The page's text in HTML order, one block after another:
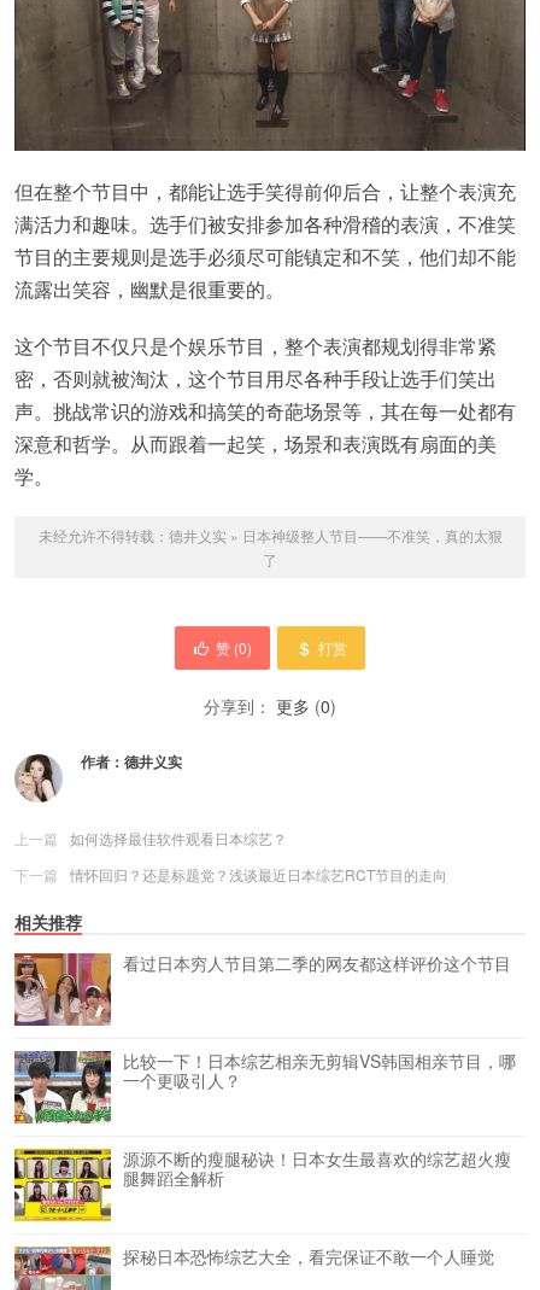
但在整个节目中，都能让选手笑得前仰后合，让整个表演充
满活力和趣味。选手们被安排参加各种滑稽的表演，不准笑
节目的主要规则是选手必须尽可能镇定和不笑，他们却不能
流露出笑容，幽默是很重要的。
这个节目不仅只是个娱乐节目，整个表演都规划得非常紧
密，否则就被淘汰，这个节目用尽各种手段让选手们笑出
声。挑战常识的游戏和搞笑的奇葩场景等，其在每一处都有
深意和哲学。从而跟着一起笑，场景和表演既有扇面的美
学。
未经允许不得转载： 德井义实 » 日本神级整人节目——不准笑，真的太狠
了
赞 (0) 打赏
分享到： 更多 (0)
作者： 德井义实
上一篇
如何选择最佳软件观看日本综艺？
下一篇
情怀回归？还是标题党？浅谈最近日本综艺RCT节目的走向
相关推荐
看过日本穷人节目第二季的网友都这样评价这个节目
比较一下！日本综艺相亲无剪辑VS韩国相亲节目，哪
一个更吸引人？
源源不断的瘦腿秘诀！日本女生最喜欢的综艺超火瘦
腿舞蹈全解析
探秘日本恐怖综艺大全，看完保证不敢一个人睡觉